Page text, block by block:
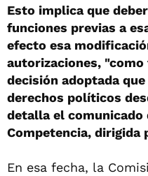
Esto implica que
funciones previas a
efecto esa
autorizaciones,
decisión adoptada
derechos políticos
detalla el comunicado
Competencia, dirigida
En esa fecha, la